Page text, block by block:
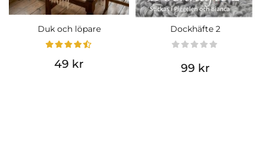
Duk och löpare
49 kr
Dockhäfte 2
99 kr